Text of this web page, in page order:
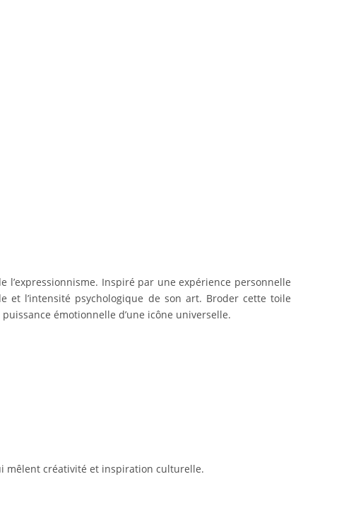
l’expressionnisme. Inspiré par une expérience personnelle
et l’intensité psychologique de son art. Broder cette toile
émotionnelle d’une icône universelle.
mêlent créativité et inspiration culturelle.